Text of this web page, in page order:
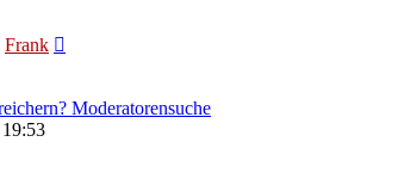
Frank
Moderatorensuche